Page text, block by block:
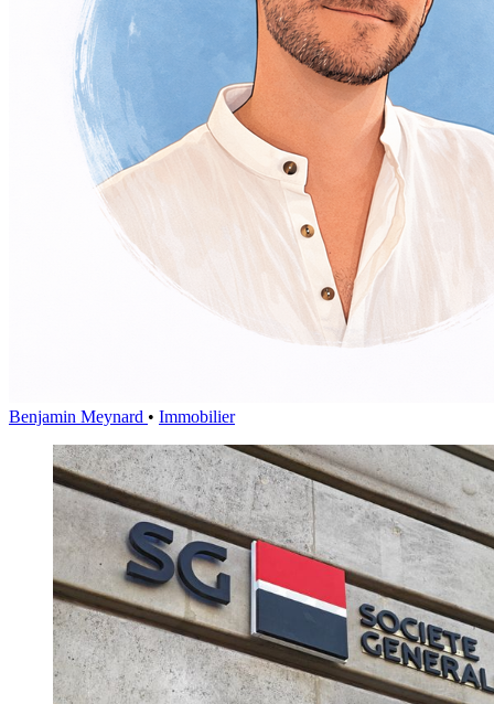
Benjamin Meynard • Immobilier